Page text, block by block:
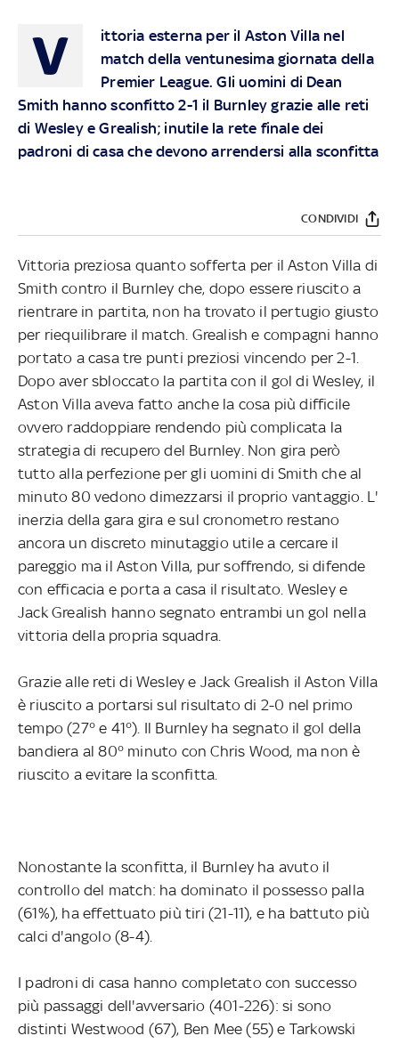
V
ittoria esterna per il Aston Villa nel
match della ventunesima giornata della
Premier League. Gli uomini di Dean
Smith hanno sconfitto 2-1 il Burnley grazie alle reti
di Wesley e Grealish; inutile la rete finale dei
padroni di casa che devono arrendersi alla sconfitta
CONDIVIDI
Vittoria preziosa quanto sofferta per il Aston Villa di
Smith contro il Burnley che, dopo essere riuscito a
rientrare in partita, non ha trovato il pertugio giusto
per riequilibrare il match. Grealish e compagni hanno
portato a casa tre punti preziosi vincendo per 2-1.
Dopo aver sbloccato la partita con il gol di Wesley, il
Aston Villa aveva fatto anche la cosa più difficile
ovvero raddoppiare rendendo più complicata la
strategia di recupero del Burnley. Non gira però
tutto alla perfezione per gli uomini di Smith che al
minuto 80 vedono dimezzarsi il proprio vantaggio. L'
inerzia della gara gira e sul cronometro restano
ancora un discreto minutaggio utile a cercare il
pareggio ma il Aston Villa, pur soffrendo, si difende
con efficacia e porta a casa il risultato. Wesley e
Jack Grealish hanno segnato entrambi un gol nella
vittoria della propria squadra.
Grazie alle reti di Wesley e Jack Grealish il Aston Villa
è riuscito a portarsi sul risultato di 2-0 nel primo
tempo (27° e 41°). Il Burnley ha segnato il gol della
bandiera al 80° minuto con Chris Wood, ma non è
riuscito a evitare la sconfitta.
Nonostante la sconfitta, il Burnley ha avuto il
controllo del match: ha dominato il possesso palla
(61%), ha effettuato più tiri (21-11), e ha battuto più
calci d'angolo (8-4).
I padroni di casa hanno completato con successo
più passaggi dell'avversario (401-226): si sono
distinti Westwood (67), Ben Mee (55) e Tarkowski